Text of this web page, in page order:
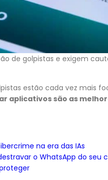
de golpistas e exigem
estão cada vez mais
aplicativos são as
na era das IAs
o WhatsApp do seu